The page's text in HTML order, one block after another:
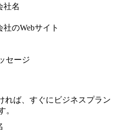
社名
社のWebサイト
セージ
れば、すぐにビジネスプラン
。